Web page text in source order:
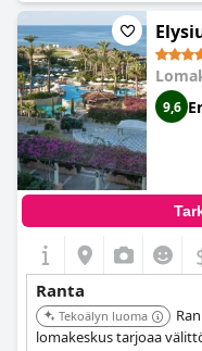
9,6
Ranta
Tekoälyn luoma
lomakeskus tarjoaa